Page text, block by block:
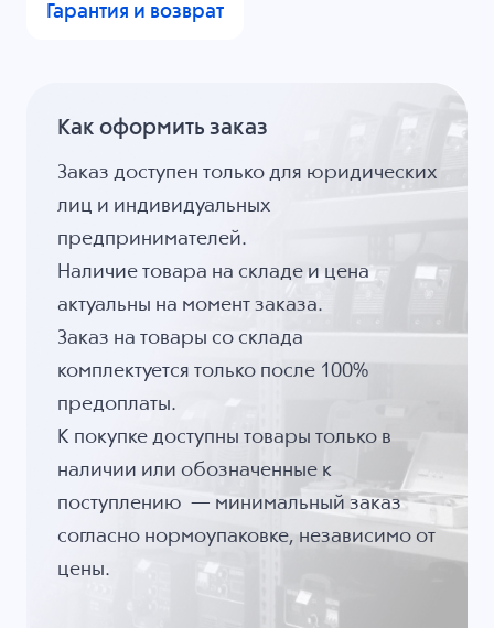
Гарантия и возврат
Как оформить заказ
Заказ доступен только для юридических
лиц и индивидуальных
предпринимателей.
Наличие товара на складе и цена
актуальны на момент заказа.
Заказ на товары со склада
комплектуется только после 100%
предоплаты.
К покупке доступны товары только в
наличии или обозначенные к
поступлению — минимальный заказ
согласно нормоупаковке, независимо от
цены.